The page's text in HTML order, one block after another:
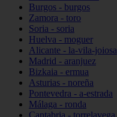
Burgos - burgos
Zamora - toro
Soria - soria
Huelva - moguer
Alicante - la-vila-joiosa
Madrid - aranjuez
Bizkaia - ermua
Asturias - noreña
Pontevedra - a-estrada
Málaga - ronda
Cantabria - torrelavega